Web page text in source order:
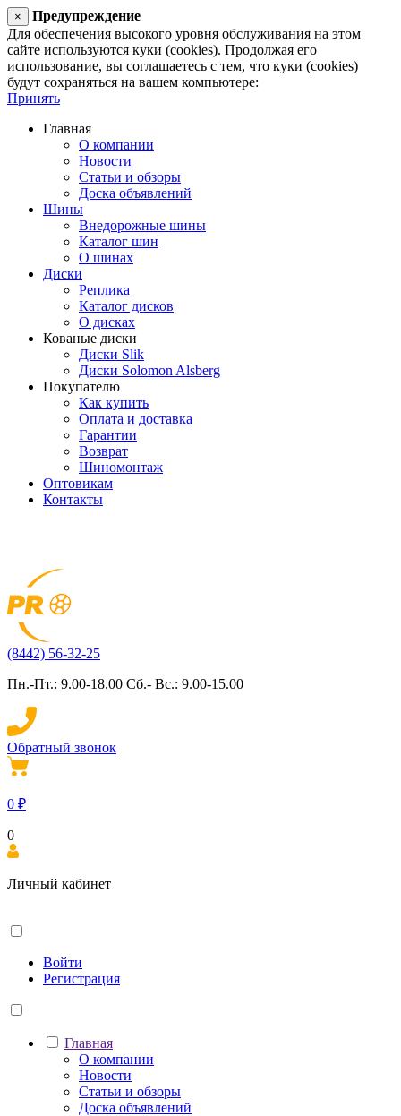
×
Предупреждение
Для обеспечения высокого уровня обслуживания на этом
сайте используются куки (cookies). Продолжая его
использование, вы соглашаетесь с тем, что куки (cookies)
будут сохраняться на вашем компьютере:
Принять
Главная
О компании
Новости
Статьи и обзоры
Доска объявлений
Шины
Внедорожные шины
Каталог шин
О шинах
Диски
Реплика
Каталог дисков
О дисках
Кованые диски
Диски Slik
Диски Solomon Alsberg
Покупателю
Как купить
Оплата и доставка
Гарантии
Возврат
Шиномонтаж
Оптовикам
Контакты
(8442) 56-32-25
Пн.-Пт.: 9.00-18.00 Сб.- Вс.: 9.00-15.00
Обратный звонок
0 ₽
0
Личный кабинет
Войти
Регистрация
Главная
О компании
Новости
Статьи и обзоры
Доска объявлений